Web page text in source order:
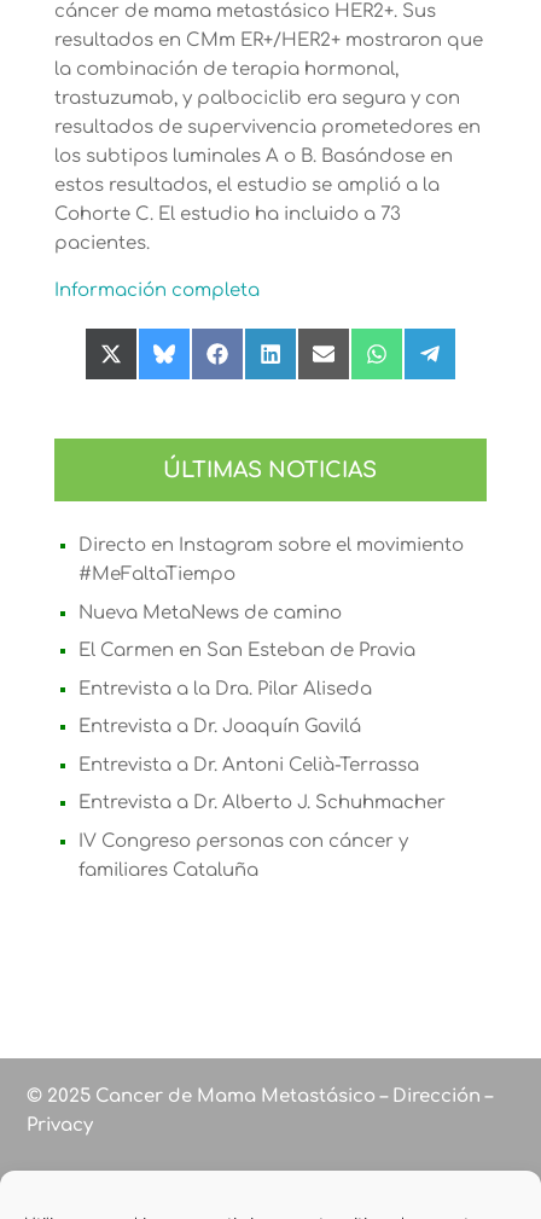
cáncer de mama metastásico HER2+. Sus
resultados en CMm ER+/HER2+ mostraron que
la combinación de terapia hormonal,
trastuzumab, y palbociclib era segura y con
resultados de supervivencia prometedores en
los subtipos luminales A o B. Basándose en
estos resultados, el estudio se amplió a la
Cohorte C. El estudio ha incluido a 73
pacientes.
Información completa
Compartir
en
Compartir
en
Compartir
en
Compartir
en
Compartir
en
Compartir
en
Compartir
en
ÚLTIMAS NOTICIAS
Directo en Instagram sobre el movimiento
#MeFaltaTiempo
Nueva MetaNews de camino
El Carmen en San Esteban de Pravia
Entrevista a la Dra. Pilar Aliseda
Entrevista a Dr. Joaquín Gavilá
Entrevista a Dr. Antoni Celià-Terrassa
Entrevista a Dr. Alberto J. Schuhmacher
IV Congreso personas con cáncer y
familiares Cataluña
© 2025 Cancer de Mama Metastásico – Dirección –
Privacy